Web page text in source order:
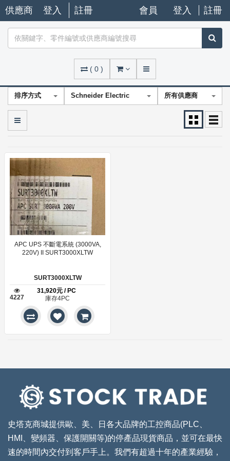
供應商 登入 註冊 會員 登入 註冊
( 0 )
排序方式 Schneider Electric 所有供應商
APC UPS 不斷電系統 (3000VA,
220V) II SURT3000XLTW
SURT3000XLTW
4227
31,920元 / PC
庫存4PC
史塔克商城提供歐、美、日各大品牌的工控商品(PLC、
HMI、變頻器、保護開關等)的停產品現貨商品，並可在最快
速的時間內交付到客戶手上。我們有超過十年的產業經驗，